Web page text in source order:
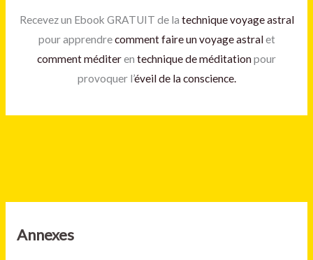
Annexes
Recevez un Ebook GRATUIT de la technique voyage astral
pour apprendrecomment faire un voyage astralet
comment méditeren technique de méditationpour
provoquer l’éveil de la conscience.